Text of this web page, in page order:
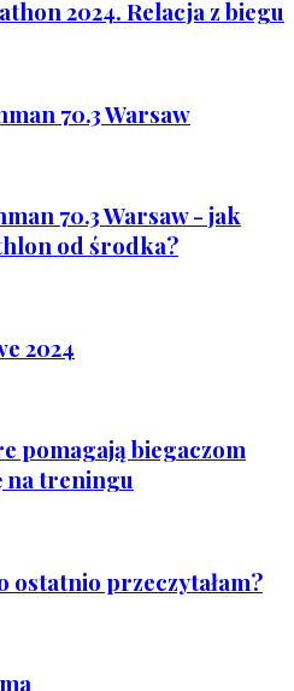
2024. Relacja z biegu
70.3 Warsaw
70.3 Warsaw - jak
od środka?
2024
pomagają biegaczom
na treningu
ostatnio przeczytałam?